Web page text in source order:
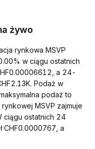
żywo
rynkowa MSVP
w ciągu ostatnich
a 24-
Podaż w
podaż to
MSVP zajmuje
ciągu ostatnich 24
CHF0.0000767, a